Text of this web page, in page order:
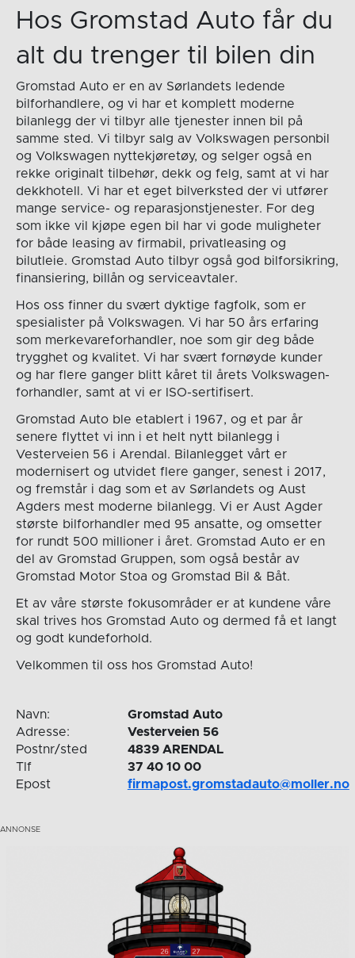
Hos Gromstad Auto får du
alt du trenger til bilen din
Gromstad Auto er en av Sørlandets ledende
bilforhandlere, og vi har et komplett moderne
bilanlegg der vi tilbyr alle tjenester innen bil på
samme sted. Vi tilbyr salg av Volkswagen personbil
og Volkswagen nyttekjøretøy, og selger også en
rekke originalt tilbehør, dekk og felg, samt at vi har
dekkhotell. Vi har et eget bilverksted der vi utfører
mange service- og reparasjonstjenester. For deg
som ikke vil kjøpe egen bil har vi gode muligheter
for både leasing av firmabil, privatleasing og
bilutleie. Gromstad Auto tilbyr også god bilforsikring,
finansiering, billån og serviceavtaler.
Hos oss finner du svært dyktige fagfolk, som er
spesialister på Volkswagen. Vi har 50 års erfaring
som merkevareforhandler, noe som gir deg både
trygghet og kvalitet. Vi har svært fornøyde kunder
og har flere ganger blitt kåret til årets Volkswagen-
forhandler, samt at vi er ISO-sertifisert.
Gromstad Auto ble etablert i 1967, og et par år
senere flyttet vi inn i et helt nytt bilanlegg i
Vesterveien 56 i Arendal. Bilanlegget vårt er
modernisert og utvidet flere ganger, senest i 2017,
og fremstår i dag som et av Sørlandets og Aust
Agders mest moderne bilanlegg. Vi er Aust Agder
største bilforhandler med 95 ansatte, og omsetter
for rundt 500 millioner i året. Gromstad Auto er en
del av Gromstad Gruppen, som også består av
Gromstad Motor Stoa og Gromstad Bil & Båt.
Et av våre største fokusområder er at kundene våre
skal trives hos Gromstad Auto og dermed få et langt
og godt kundeforhold.
Velkommen til oss hos Gromstad Auto!
Navn:
Gromstad Auto
Adresse:
Vesterveien 56
Postnr/sted
4839 ARENDAL
Tlf
37 40 10 00
Epost
firmapost.gromstadauto@moller.no